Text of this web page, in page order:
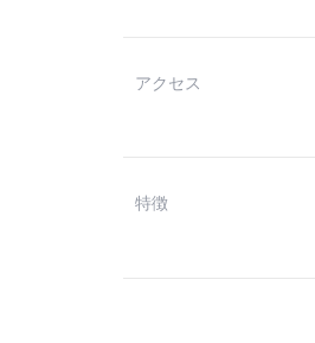
アクセス
特徴